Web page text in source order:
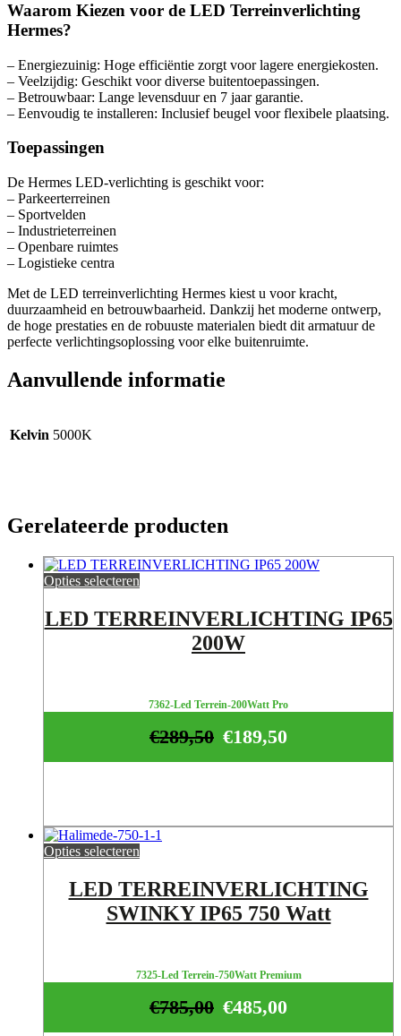
Waarom Kiezen voor de LED Terreinverlichting
Hermes?
– Energiezuinig: Hoge efficiëntie zorgt voor lagere energiekosten.
– Veelzijdig: Geschikt voor diverse buitentoepassingen.
– Betrouwbaar: Lange levensduur en 7 jaar garantie.
– Eenvoudig te installeren: Inclusief beugel voor flexibele plaatsing.
Toepassingen
De Hermes LED-verlichting is geschikt voor:
– Parkeerterreinen
– Sportvelden
– Industrieterreinen
– Openbare ruimtes
– Logistieke centra
Met de LED terreinverlichting Hermes kiest u voor kracht,
duurzaamheid en betrouwbaarheid. Dankzij het moderne ontwerp,
de hoge prestaties en de robuuste materialen biedt dit armatuur de
perfecte verlichtingsoplossing voor elke buitenruimte.
Aanvullende informatie
Kelvin 5000K
Gerelateerde producten
Opties selecteren
LED TERREINVERLICHTING IP65
200W
7362-Led Terrein-200Watt Pro
€189,50
€289,50
Opties selecteren
LED TERREINVERLICHTING
SWINKY IP65 750 Watt
7325-Led Terrein-750Watt Premium
€485,00
€785,00